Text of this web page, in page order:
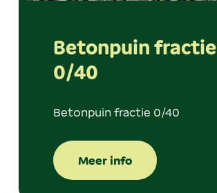
Betonpuin fractie
0/40
Betonpuin fractie 0/40
Meer info